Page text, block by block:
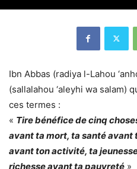
Ibn Abbas (radiya l-Lahou
(sallalahou ‘aleyhi wa salam)
ces termes :
« Tire bénéfice de cinq
avant ta mort, ta santé
avant ton activité, ta
richesse avant ta pauvreté »